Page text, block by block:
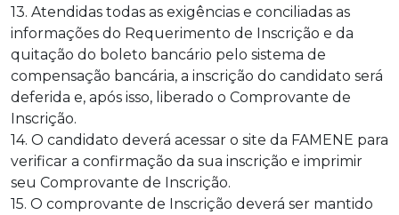
13. Atendidas todas as exigências e conciliadas as
informações do Requerimento de Inscrição e da
quitação do boleto bancário pelo sistema de
compensação bancária, a inscrição do candidato será
deferida e, após isso, liberado o Comprovante de
Inscrição.
14. O candidato deverá acessar o site da FAMENE para
verificar a confirmação da sua inscrição e imprimir
seu Comprovante de Inscrição.
15. O comprovante de Inscrição deverá ser mantido